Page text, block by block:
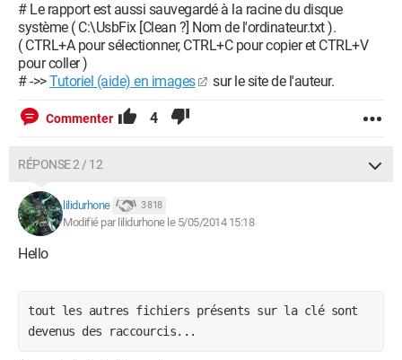
# Le rapport est aussi sauvegardé à la racine du disque
système ( C:\UsbFix [Clean ?] Nom de l'ordinateur.txt ).
( CTRL+A pour sélectionner, CTRL+C pour copier et CTRL+V
pour coller )
# ->>Tutoriel (aide) en images sur le site de l'auteur.
Commenter 4
RÉPONSE 2 / 12
lilidurhone 3 818
Modifié par lilidurhone le 5/05/2014 15:18
Hello
tout les autres fichiers présents sur la clé sont
devenus des raccourcis...